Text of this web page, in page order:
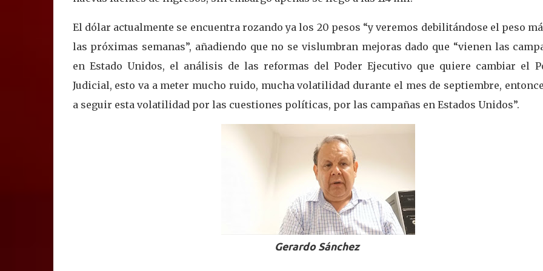
El dólar actualmente se encuentra rozando ya los 20 pesos “y veremos debilitándose el peso
las próximas semanas”, añadiendo que no se vislumbran mejoras dado que “vienen las
en Estado Unidos, el análisis de las reformas del Poder Ejecutivo que quiere cambiar el
Judicial, esto va a meter mucho ruido, mucha volatilidad durante el mes de septiembre,
a seguir esta volatilidad por las cuestiones políticas, por las campañas en Estados Unidos”.
Gerardo Sánchez